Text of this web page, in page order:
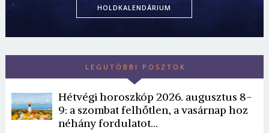
HOLDKALENDÁRIUM
LEGUTÓBBI POSZTOK
Hétvégi horoszkóp 2026. augusztus 8-
9: a szombat felhőtlen, a vasárnap hoz
néhány fordulatot…